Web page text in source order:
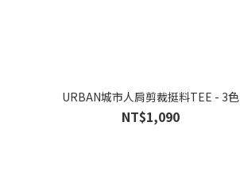
URBAN城市人肩剪裁挺料TEE - 3色
NT$1,090